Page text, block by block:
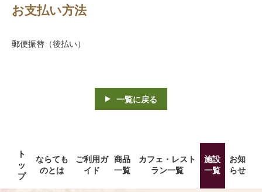
お支払い方法
郵便振替（後払い）
一覧に戻る
ト
ッ
プ
ならても
のとは
ご利用ガ
イド
商品
一覧
カフェ・レスト
ラン一覧
施設
一覧
お知
らせ